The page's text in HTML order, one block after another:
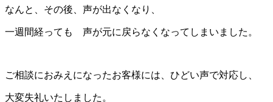
なんと、その後、声が出なくなり、
一週間経っても 声が元に戻らなくなってしまいました。
ご相談におみえになったお客様には、ひどい声で対応し、
大変失礼いたしました。